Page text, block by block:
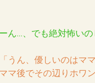
ん…、でも絶対怖い
うん、優しいのはマ
マ後でその辺りホワ